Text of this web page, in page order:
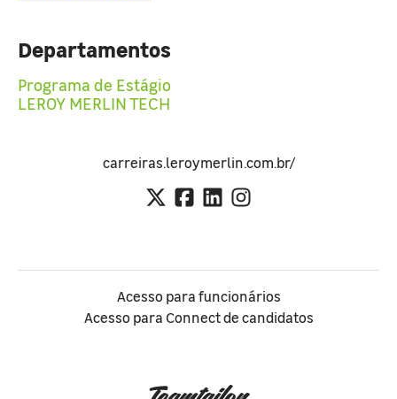
Departamentos
Programa de Estágio
LEROY MERLIN TECH
carreiras.leroymerlin.com.br/
Acesso para funcionários
Acesso para Connect de candidatos